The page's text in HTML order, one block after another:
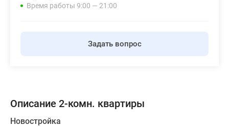
Время работы 9:00 — 21:00
Задать вопрос
Описание 2-комн. квартиры
Новостройка